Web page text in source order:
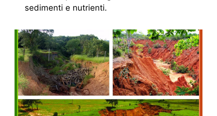
sedimenti e nutrienti.